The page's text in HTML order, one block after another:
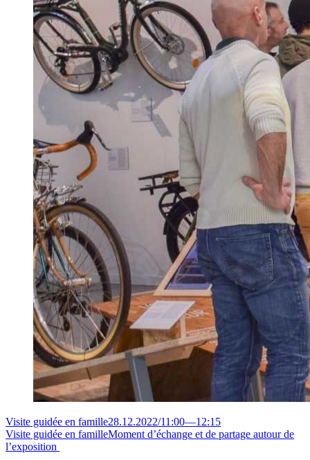
Visite guidée en famille28.12.2022/11:00—12:15
Visite guidée en familleMoment d’échange et de partage autour de
l’exposition